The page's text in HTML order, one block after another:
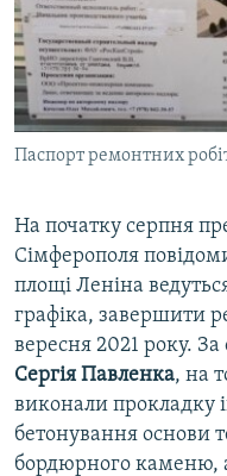
Паспорт ремонтних
На початку серпня
Сімферополя
площі Леніна
графіка, завершити
вересня 2021 року.
Сергія Павленка, на
виконали прокладку
бетонування основи
бордюрного каменю,